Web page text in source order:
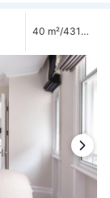
40 m²/431